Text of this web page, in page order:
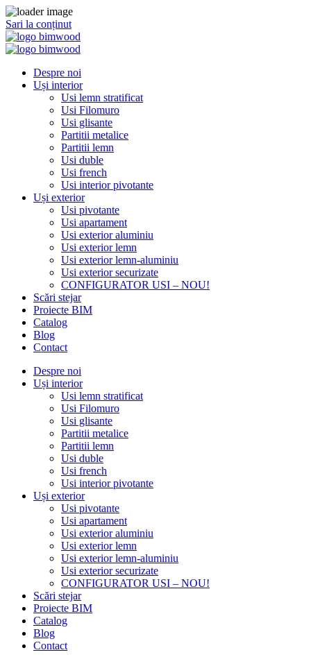
Sari la conținut
Despre noi
Uși interior
Usi lemn stratificat
Usi Filomuro
Usi glisante
Partitii metalice
Partitii lemn
Usi duble
Usi french
Usi interior pivotante
Uși exterior
Usi pivotante
Usi apartament
Usi exterior aluminiu
Usi exterior lemn
Usi exterior lemn-aluminiu
Usi exterior securizate
CONFIGURATOR USI – NOU!
Scări stejar
Proiecte BIM
Catalog
Blog
Contact
Despre noi
Uși interior
Usi lemn stratificat
Usi Filomuro
Usi glisante
Partitii metalice
Partitii lemn
Usi duble
Usi french
Usi interior pivotante
Uși exterior
Usi pivotante
Usi apartament
Usi exterior aluminiu
Usi exterior lemn
Usi exterior lemn-aluminiu
Usi exterior securizate
CONFIGURATOR USI – NOU!
Scări stejar
Proiecte BIM
Catalog
Blog
Contact